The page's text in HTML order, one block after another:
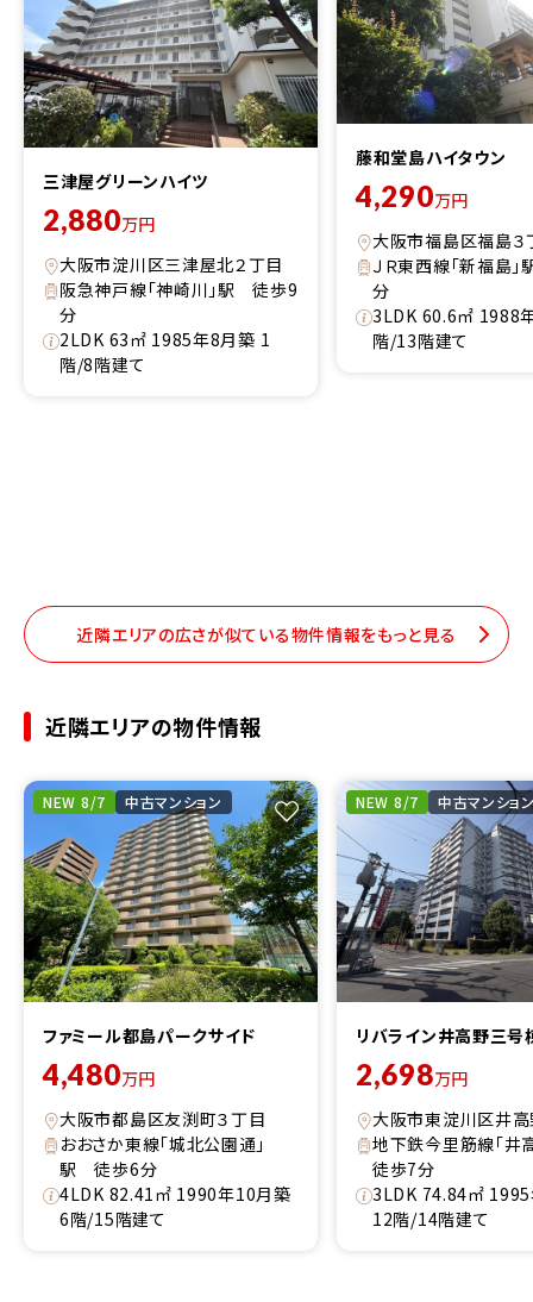
三津屋グリーンハイツ
2,880万円
大阪市淀川区三津屋北２丁目
阪急神戸線「神崎川」駅 徒歩9
分
2LDK 63㎡ 1985年8月築 1
階/8階建て
藤和堂島ハイタウン
4,290万円
大阪市福島区福島３
ＪＲ東西線「新福島
分
3LDK 60.6㎡ 1988
階/13階建て
近隣エリアの広さが似ている物件情報をもっと見る
近隣エリアの物件情報
NEW 8/7 中古マンション
ファミール都島パークサイド
4,480万円
大阪市都島区友渕町３丁目
おおさか東線「城北公園通」
駅 徒歩6分
4LDK 82.41㎡ 1990年10月築
6階/15階建て
NEW 8/7 中古マンショ
リバライン井高野三号
2,698万円
大阪市東淀川区井高
地下鉄今里筋線「
徒歩7分
3LDK 74.84㎡
12階/14階建て